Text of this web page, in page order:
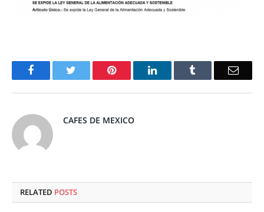
Facebook Pinterest LinkedIn Email
CAFES DE MEXICO
RELATED POSTS